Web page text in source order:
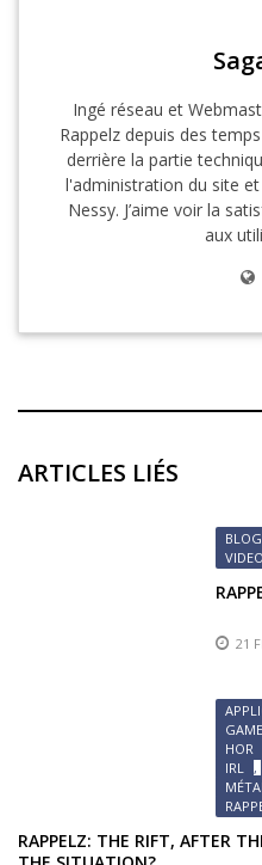
Ingé réseau et
Rappelz depuis des
derrière la partie
l'administration du site
Nessy. J’aime voir la
aux
ARTICLES LIÉS
21
HOR
IRL ,
RAPPELZ: THE RIFT, AFTER